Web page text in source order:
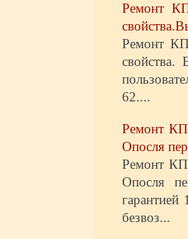
Ремонт
Ремонт
свойства.
62....
Ремонт
Опосля
Ремонт
Опосля
безвоз...